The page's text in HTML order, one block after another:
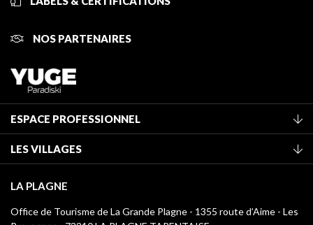
NOS PARTENAIRES
ESPACE PROFESSIONNEL
Classement des meublés
Taxe de séjour
Médiathèque
LES VILLAGES
Champagny-en-Vanoise
Montchavin - Les Coches
LA PLAGNE
Office de Tourisme de La Grande Plagne - 1355 route d’Aime - Les